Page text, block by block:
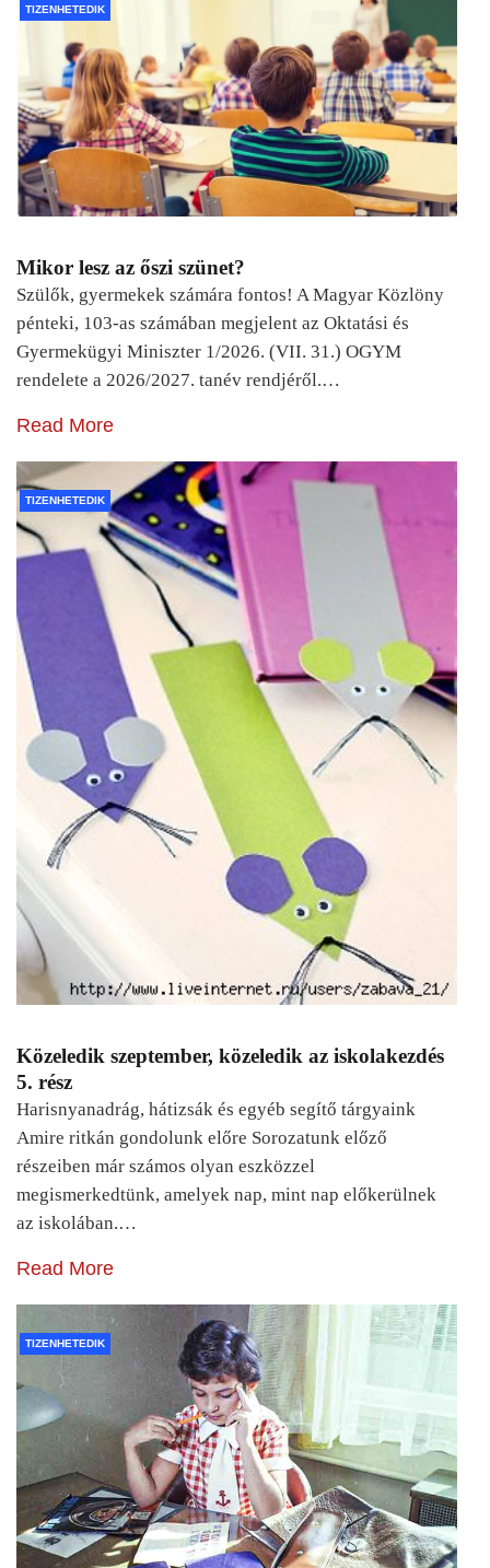
TIZENHETEDIK
Mikor lesz az őszi szünet?
Szülők, gyermekek számára fontos! A Magyar Közlöny
pénteki, 103-as számában megjelent az Oktatási és
Gyermekügyi Miniszter 1/2026. (VII. 31.) OGYM
rendelete a 2026/2027. tanév rendjéről.…
Read More
TIZENHETEDIK
Közeledik szeptember, közeledik az iskolakezdés
5. rész
Harisnyanadrág, hátizsák és egyéb segítő tárgyaink
Amire ritkán gondolunk előre Sorozatunk előző
részeiben már számos olyan eszközzel
megismerkedtünk, amelyek nap, mint nap előkerülnek
az iskolában.…
Read More
TIZENHETEDIK